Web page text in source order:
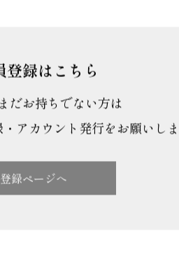
登録はこちら
だお持ちでない方は
アカウント発行をお願いしま
録ページへ